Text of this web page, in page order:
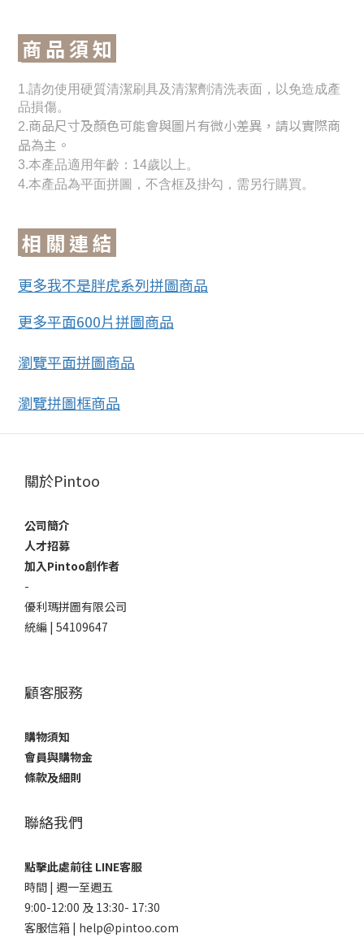
商 品 須 知
1.請勿使用硬質清潔刷具及清潔劑清洗表面，以免造成產
品損傷。
2.商品尺寸及顏色可能會與圖片有微小差異，請以實際商
品為主。
3.本產品適用年齡：14歲以上。
4.本產品為平面拼圖，不含框及掛勾，需另行購買。
相 關 連 結
更多我不是胖虎系列拼圖商品
更多平面600片拼圖商品
瀏覽平面拼圖商品
瀏覽拼圖框商品
關於Pintoo
公司簡介
人才招募
加入Pintoo創作者
-
優利瑪拼圖有限公司
統編 | 54109647
顧客服務
購物須知
會員與購物金
條款及細則
聯絡我們
點擊此處前往 LINE客服
時間 | 週一至週五
9:00-12:00 及 13:30- 17:30
客服信箱 | help@pintoo.com